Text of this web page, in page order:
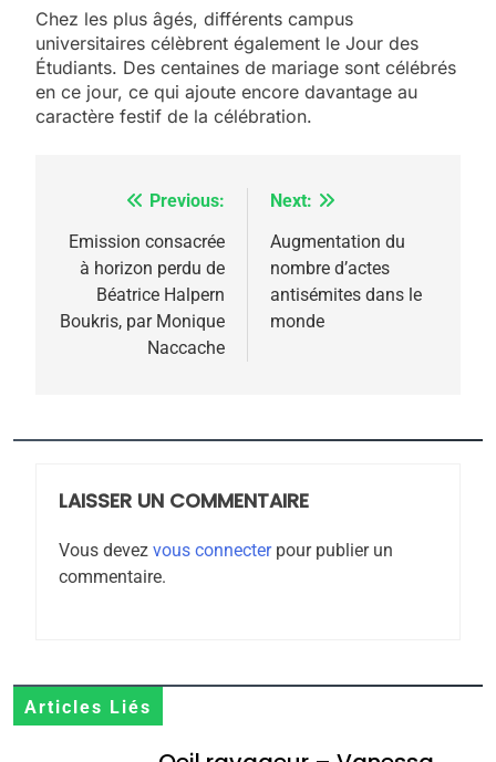
Chez les plus âgés, différents campus
universitaires célèbrent également le Jour des
Étudiants. Des centaines de mariage sont célébrés
en ce jour, ce qui ajoute encore davantage au
caractère festif de la célébration.
Navigation
de
l’article
Previous:
Emission consacrée
à horizon perdu de
Béatrice Halpern
Boukris, par Monique
Naccache
Next:
Augmentation du
nombre d’actes
antisémites dans le
monde
LAISSER UN COMMENTAIRE
Vous devez vous connecterpour publier un
commentaire.
Articles Liés
meurtrière selon le
l’antisémitisme
FIÈRE, DIGNE ET RÉSILIENTE :